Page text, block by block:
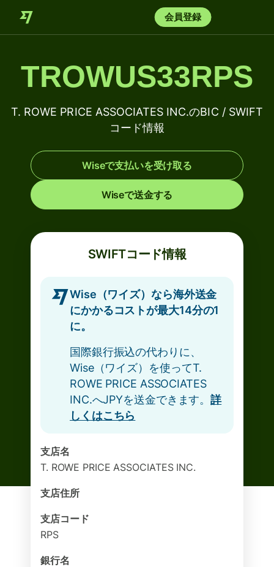
会員登録
TROWUS33RPS
T. ROWE PRICE ASSOCIATES INC.のBIC / SWIFT
コード情報
Wiseで支払いを受け取る
Wiseで送金する
SWIFTコード情報
Wise（ワイズ）なら海外送金
にかかるコストが最大14分の1
に。
国際銀行振込の代わりに、
Wise（ワイズ）を使ってT.
ROWE PRICE ASSOCIATES
INC.へJPYを送金できます。詳
しくはこちら
支店名
T. ROWE PRICE ASSOCIATES INC.
支店住所
支店コード
RPS
銀行名